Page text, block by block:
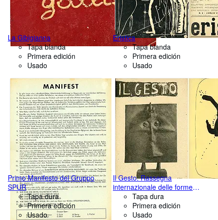
La Gibigianna
Tapa blanda
Primera edición
Usado
Eristica
Tapa blanda
Primera edición
Usado
Primo Manifesto del Gruppo
SPUR
Tapa dura
Primera edición
Usado
Il Gesto. Rassegna
internazionale delle forme
libere Tapa dura
Primera edición
Usado